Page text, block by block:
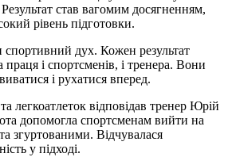
став вагомим досягненням,
рівень підготовки.
спортивний дух. Кожен результат
праця і спортсменів, і тренера. Вони
і рухатися вперед.
легкоатлеток відповідав тренер Юрій
допомогла спортсменам вийти на
згуртованими. Відчувалася
у підході.